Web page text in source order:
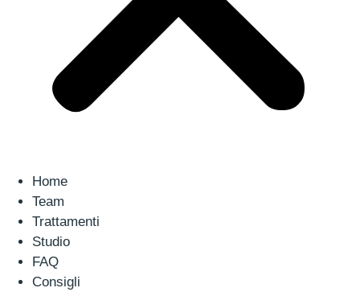
Home
Team
Trattamenti
Studio
FAQ
Consigli